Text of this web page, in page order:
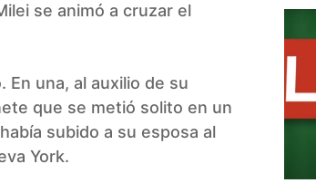
se animó a cruzar el
una, al auxilio de su
que se metió solito en un
subido a su esposa al
York.